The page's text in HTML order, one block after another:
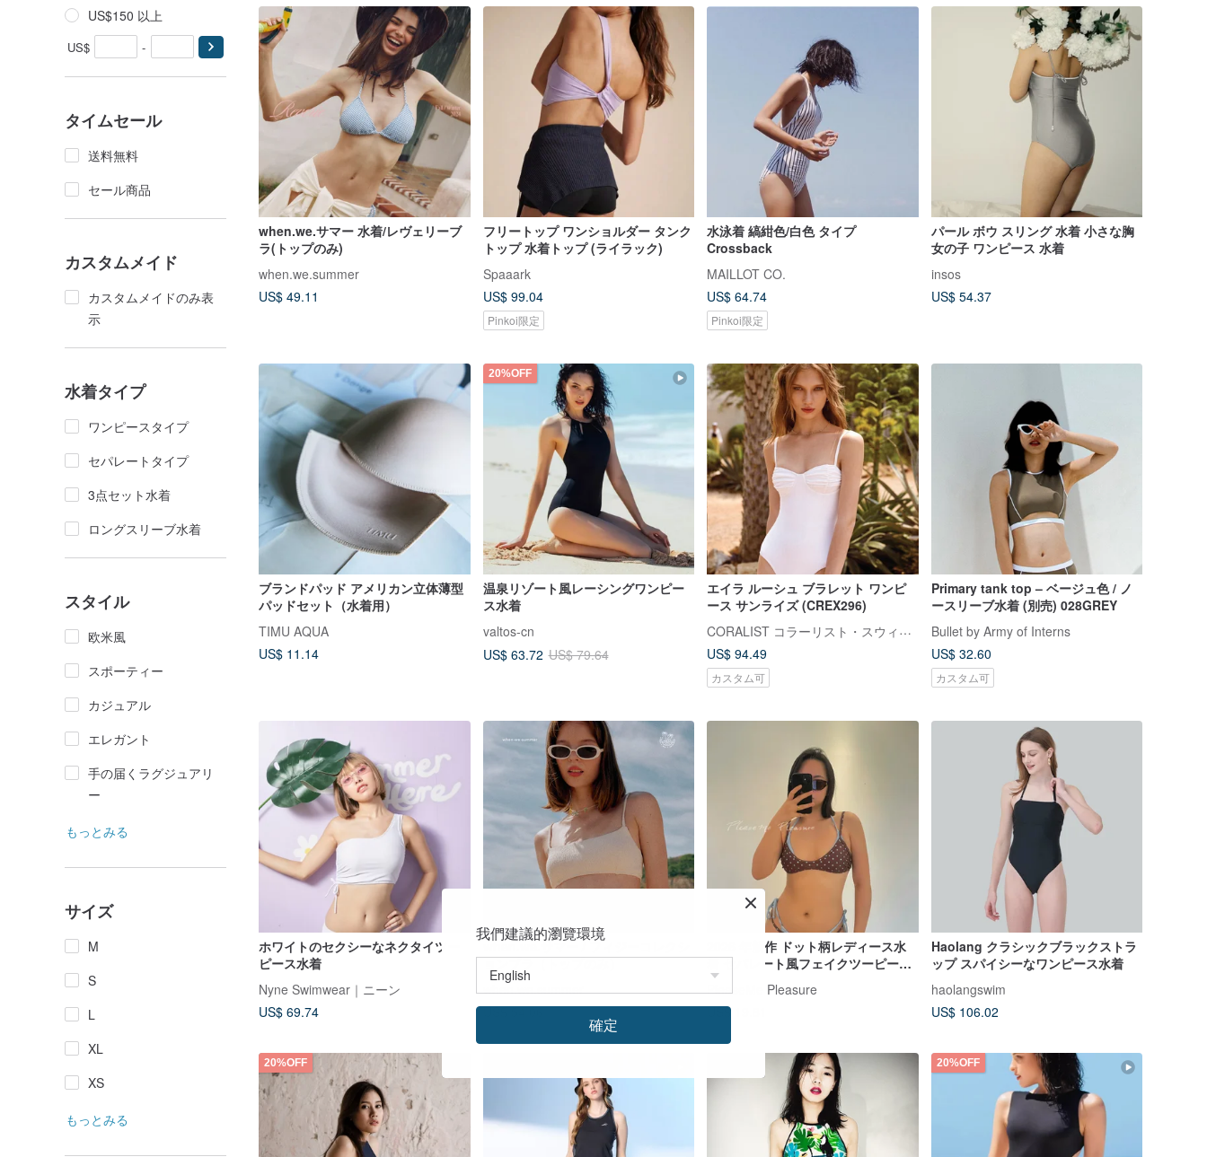
US$150 以上
US$ -
タイムセール
送料無料
セール商品
カスタムメイド
カスタムメイドのみ表
示
水着タイプ
ワンピースタイプ
セパレートタイプ
3点セット水着
ロングスリーブ水着
スタイル
欧米風
スポーティー
カジュアル
エレガント
手の届くラグジュアリ
ー
もっとみる
サイズ
M
S
L
XL
XS
もっとみる
when.we.サマー 水着/レヴェリーブ
ラ(トップのみ)
when.we.summer
US$ 49.11
フリートップ ワンショルダー タンク
トップ 水着トップ (ライラック)
Spaaark
US$ 99.04
Pinkoi限定
水泳着 縞紺色/白色 タイプ
Crossback
MAILLOT CO.
US$ 64.74
Pinkoi限定
パール ボウ スリング 水着 小さな胸
女の子 ワンピース 水着
insos
US$ 54.37
ブランドパッド アメリカン立体薄型
パッドセット（水着用）
TIMU AQUA
US$ 11.14
20%OFF
温泉リゾート風レーシングワンピー
ス水着
valtos-cn
US$ 63.72 US$ 79.64
エイラ ルーシュ ブラレット ワンピ
ース サンライズ (CREX296)
CORALIST コラーリスト・スウィムウェア
US$ 94.49
カスタム可
Primary tank top – ベージュ色 / ノ
ースリーブ水着 (別売) 028GREY
Bullet by Army of Interns
US$ 32.60
カスタム可
ホワイトのセクシーなネクタイツー
ピース水着
Nyne Swimwear｜ニーン
US$ 69.74
when.we.サマー / フィジーコレクシ
ョンブラ（トップのみ）
when.we.summer
US$ 54.06
2026 年新作 ドット柄レディース水
着 セパレート風フェイクツーピース
ダブルストラップ セクシーなプリン
トビキニ 欧米風 クールで可愛い
PleaseMe Pleasure
US$ 19.81
Haolang クラシックブラックストラ
ップ スパイシーなワンピース水着
haolangswim
US$ 106.02
20%OFF 20%OFF
我們建議的瀏覽環境
確定